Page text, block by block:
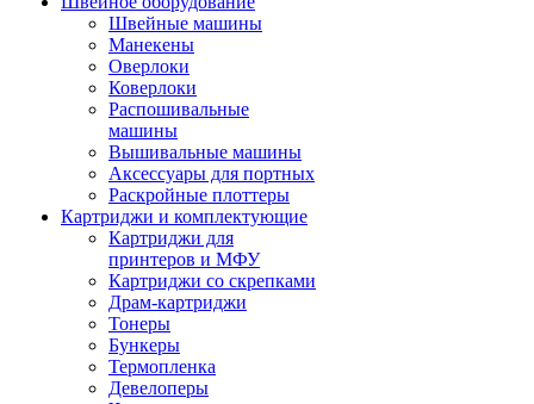
Швейные машины
Манекены
Оверлоки
Коверлоки
Распошивальные
машины
Вышивальные машины
Аксессуары для портных
Раскройные плоттеры
Картриджи и комплектующие
Картриджи для
принтеров и МФУ
Картриджи со скрепками
Драм-картриджи
Тонеры
Бункеры
Термопленка
Девелоперы